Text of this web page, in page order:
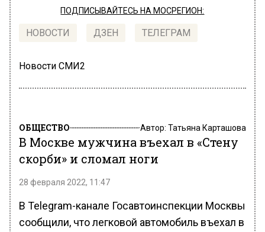
ПОДПИСЫВАЙТЕСЬ НА МОСРЕГИОН:
НОВОСТИ ДЗЕН ТЕЛЕГРАМ
Новости СМИ2
ОБЩЕСТВО Автор: Татьяна Карташова
В Москве мужчина въехал в «Стену
скорби» и сломал ноги
28 февраля 2022, 11:47
В Telegram-канале Госавтоинспекции Москвы
сообщили, что легковой автомобиль въехал в